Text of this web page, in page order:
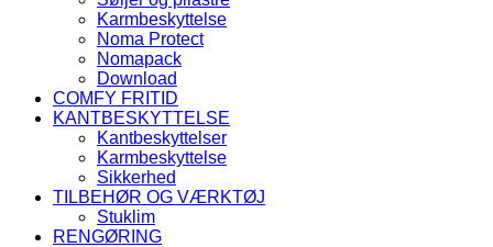
Karmbeskyttelse
Noma Protect
Nomapack
Download
COMFY FRITID
KANTBESKYTTELSE
Kantbeskyttelser
Karmbeskyttelse
Sikkerhed
TILBEHØR OG VÆRKTØJ
Stuklim
RENGØRING